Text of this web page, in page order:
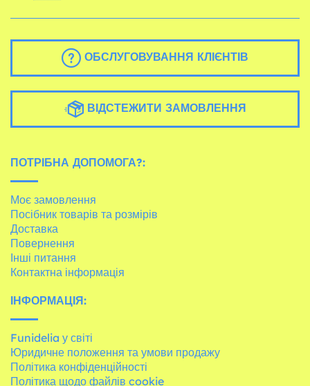
ОБСЛУГОВУВАННЯ КЛІЄНТІВ
ВІДСТЕЖИТИ ЗАМОВЛЕННЯ
ПОТРІБНА ДОПОМОГА?:
Моє замовлення
Посібник товарів та розмірів
Доставка
Повернення
Інші питання
Контактна інформація
ІНФОРМАЦІЯ:
Funidelia у світі
Юридичне положення та умови продажу
Політика конфіденційності
Політика щодо файлів cookie